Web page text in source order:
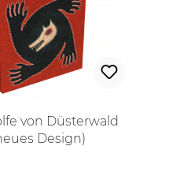
von Düsterwald
Design)